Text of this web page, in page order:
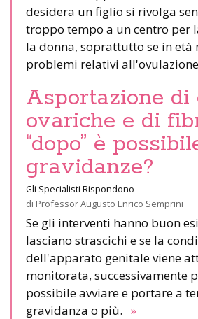
desidera un figlio si rivolga
troppo tempo a un centro per
la donna, soprattutto se in età
problemi relativi
Asportazione di
ovariche e di
“dopo” è
gravidanze?
Gli Specialisti Rispondono
di Professor Augusto Enrico Semprini
Se gli interventi hanno buon
lasciano strascichi e se la
dell'apparato genitale viene
monitorata, successivamente
possibile avviare e portare a
gravidanza o più. »